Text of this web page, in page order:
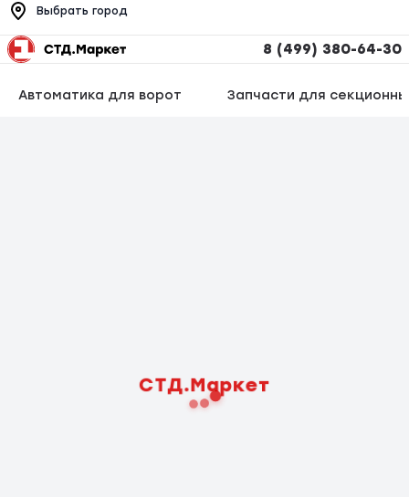
Выбрать город
8 (499) 380-64-30
Автоматика для ворот Запчасти для
СТД.Маркет